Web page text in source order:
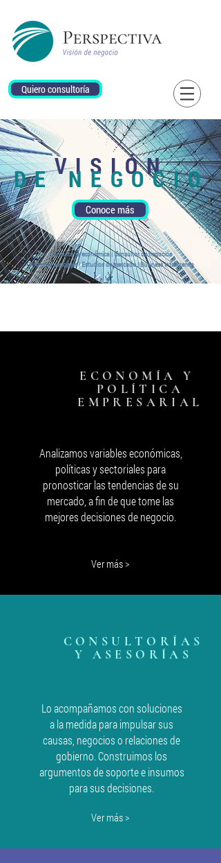
Quiero consultoría
VISIÓN
DE NEGOCIO
Conoce más
Consultoría económica | Consultor de negocios
Informes periciales | Estudios de mercado | Business Intelligence
ECONOMÍA Y
POLÍTICA
EMPRESARIAL
Analizamos variables económicas,
políticas y sectoriales para
pronosticar las tendencias de su
mercado, a fin de que tome las
mejores decisiones de negocio.
Ver más >
CONSULTORÍAS
Y ASESORÍAS
Lo acompañamos con soluciones
a la medida para impulsar sus
causas, negocios o relaciones de
gobierno. Construimos los
argumentos de soporte e insumos
para sus decisiones.
Ver más >